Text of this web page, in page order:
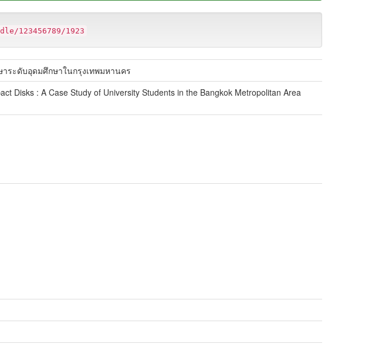
123456789/1923
ระดับอุดมศึกษาในกรุงเทพมหานคร
Disks : A Case Study of University Students in the Bangkok Metropolitan Area